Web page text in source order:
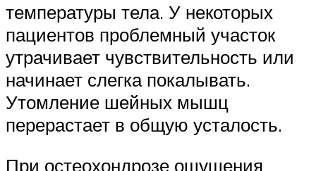
температуры тела. У некоторых
пациентов проблемный участок
утрачивает чувствительность или
начинает слегка покалывать.
Утомление шейных мышц
перерастает в общую усталость.
При остеохондрозе ощущения